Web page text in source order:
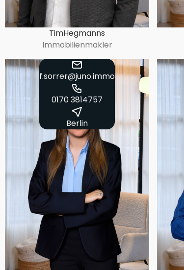
TimHegmanns
Immobilienmakler
f.sorrer@juno.immo
0170 3814757
Berlin